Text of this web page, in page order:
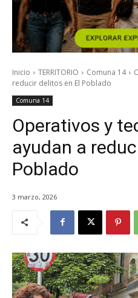
Inicio TERRITORIO Comuna 14
reducir delitos en El Poblado
Comuna 14
Operativos y
ayudan a
Poblado
3 marzo, 2026